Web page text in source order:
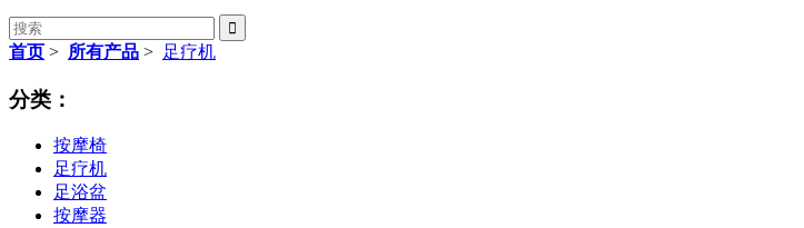

首页 > 所有产品 > 足疗机
分类：
按摩椅
足疗机
足浴盆
按摩器